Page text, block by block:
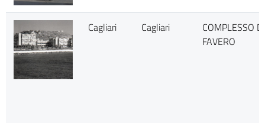
Cagliari Cagliari
COMPLESSO
FAVERO